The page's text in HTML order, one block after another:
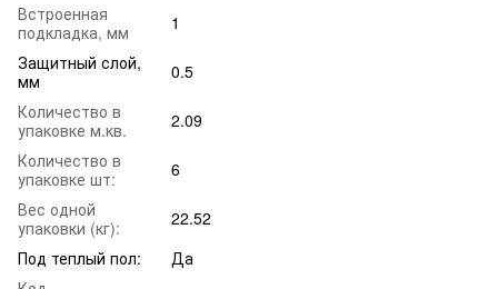
Встроенная
подкладка, мм
1
Защитный слой,
мм
0.5
Количество в
упаковке м.кв.
2.09
Количество в
упаковке шт:
6
Вес одной
упаковки (кг):
22.52
Под теплый пол:
Да